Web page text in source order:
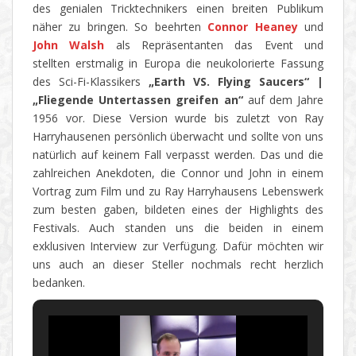
des genialen Tricktechnikers einen breiten Publikum
näher zu bringen. So beehrten Connor Heaneyund
John Walsh
als Repräsentanten das Event und
stellten erstmalig in Europa die neukolorierte Fassung
des Sci-Fi-Klassikers „Earth VS. Flying Saucers“ |
„Fliegende Untertassen greifen an“auf dem Jahre
1956 vor. Diese Version wurde bis zuletzt von Ray
Harryhausenen persönlich überwacht und sollte von uns
natürlich auf keinem Fall verpasst werden. Das und die
zahlreichen Anekdoten, die Connor und John in einem
Vortrag zum Film und zu Ray Harryhausens Lebenswerk
zum besten gaben, bildeten eines der Highlights des
Festivals. Auch standen uns die beiden in einem
exklusiven Interview zur Verfügung. Dafür möchten wir
uns auch an dieser Steller nochmals recht herzlich
bedanken.